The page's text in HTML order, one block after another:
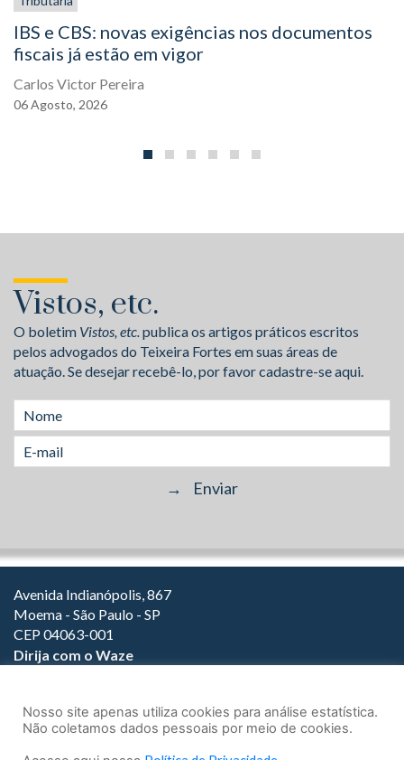
IBS e CBS: novas exigências nos documentos
fiscais já estão em vigor
Carlos Victor Pereira
06Agosto, 2026
Vistos, etc.
O boletim Vistos, etc.publica os artigos práticos escritos
pelos advogados do Teixeira Fortes em suas áreas de
atuação. Se desejar recebê-lo, por favor cadastre-se aqui.
Avenida Indianópolis, 867
Moema - São Paulo - SP
CEP 04063-001
Dirija com o Waze
(11) 3147-1800
Nosso site apenas utiliza cookies para análise estatística.
Não coletamos dados pessoais por meio de cookies.